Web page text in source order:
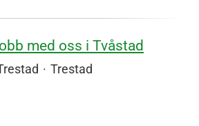
med oss i Tvåstad
· Trestad